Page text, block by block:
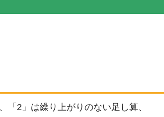
「2」は繰り上がりのない足し算、